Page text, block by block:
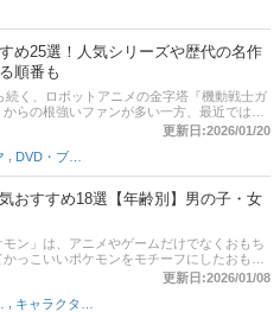
とはいえ、仮面ライダーは平成以降のテレ
上と作品数がひじょうに多く、「どれから
」というかたも多いことでしょう。この記事
ライダー」の歴代シリーズでおすすめの商
降ライダー別にご紹介。これから初めて仮
の方でも楽しめる作品をピックアップしてい
一覧表、通販サイトの売れ筋人気ランキン
判もチェックしてみてください。
め25選！人気シリーズや歴代の名作
順番も
続く、ロボットアニメの金字塔『機動戦士ガ
らの根強いファンが多い一方、最近では
のヒットなどをきっかけに若い世代のファ
広がり続けています。とはいえ、ガンダム
のため作品数がひじょうに多く、「どれか
い」「面白い順番は？」という方も多いの
の記事では、ガンダム初心者の方に入門編と
メシリーズ」を各作品の魅力とともにご紹
にお気に入りの作品を見つけてみてくださ
ンダム大投票」によるガンダムシリーズ人
ェックしてみてください。
更新日:2026/01/20
おすすめ18選【年齢別】男の子・女
ン」は、アニメやゲームだけでなくおもち
っこいいポケモンをモチーフにしたおもち
になりきれるおもちゃなど、そのラインナ
です。とはいえ、選択肢が多いということ
ということ。お子さんへのプレゼントに買
更新日:2026/01/08